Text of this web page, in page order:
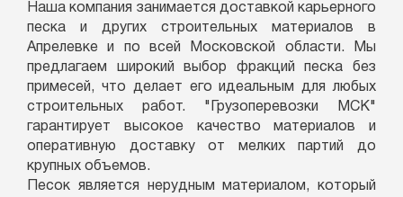
Наша компания занимается доставкой карьерного
песка и других строительных материалов в
Апрелевке и по всей Московской области. Мы
предлагаем широкий выбор фракций песка без
примесей, что делает его идеальным для любых
строительных работ. "Грузоперевозки МСК"
гарантирует высокое качество материалов и
оперативную доставку от мелких партий до
крупных объемов.
Песок является нерудным материалом, который